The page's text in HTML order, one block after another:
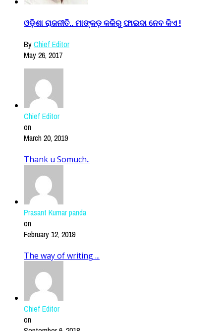
ଓଡ଼ିଶା ରାଜନୀତି.. ମାଙ୍କଡ଼ କଳିରୁ ଫାଇଦା ନେବ କିଏ !
ByChief Editor
May 26, 2017
Chief Editor
on
March 20, 2019
Thank u Somuch..
Prasant Kumar panda
on
February 12, 2019
The way of writing ...
Chief Editor
on